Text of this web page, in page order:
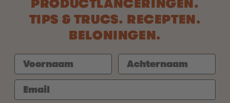
PRODUCTLANCERINGEN.
TIPS & TRUCS. RECEPTEN.
BELONINGEN.